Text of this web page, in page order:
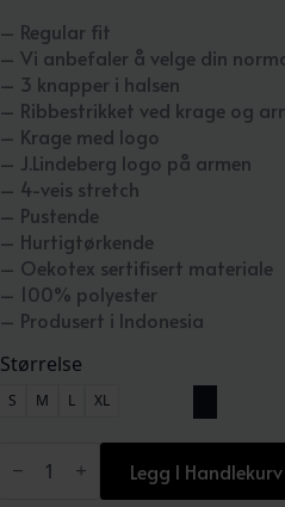
– Regular fit
– Vi anbefaler å velge din
– 3 knapper i halsen
– Ribbestrikket ved krage og
– Krage med logo
– J.Lindeberg logo på armen
– 4-veis stretch
– Pustende
– Hurtigtørkende
– Oekotex sertifisert materiale
– 100% polyester
– Produsert i Indonesia
Størrelse
S M L XL
Tech Legg I Handlekurv